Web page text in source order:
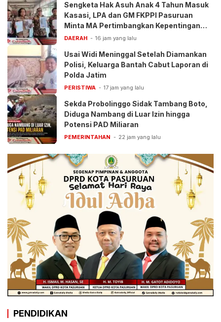
Sengketa Hak Asuh Anak 4 Tahun Masuk
Kasasi, LPA dan GM FKPPI Pasuruan
Minta MA Pertimbangkan Kepentingan
Anak
DAERAH 16 jam yang lalu
Usai Widi Meninggal Setelah Diamankan
Polisi, Keluarga Bantah Cabut Laporan di
Polda Jatim
PERISTIWA 17 jam yang lalu
Sekda Probolinggo Sidak Tambang Boto,
Diduga Nambang di Luar Izin hingga
Potensi PAD Miliaran
PEMERINTAHAN 22 jam yang lalu
PENDIDIKAN